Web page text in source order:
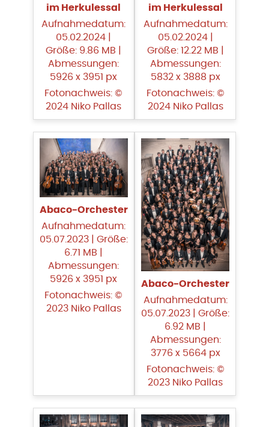
im Herkulessal
Aufnahmedatum:
05.02.2024 |
Größe: 9.86 MB |
Abmessungen:
5926 x 3951 px
Fotonachweis: ©
2024 Niko Pallas
im Herkulessal
Aufnahmedatum:
05.02.2024 |
Größe: 12.22 MB |
Abmessungen:
5832 x 3888 px
Fotonachweis: ©
2024 Niko Pallas
Abaco-Orchester
Aufnahmedatum:
05.07.2023 | Größe:
6.71 MB |
Abmessungen:
5926 x 3951 px
Fotonachweis: ©
2023 Niko Pallas
Abaco-Orchester
Aufnahmedatum:
05.07.2023 | Größe:
6.92 MB |
Abmessungen:
3776 x 5664 px
Fotonachweis: ©
2023 Niko Pallas